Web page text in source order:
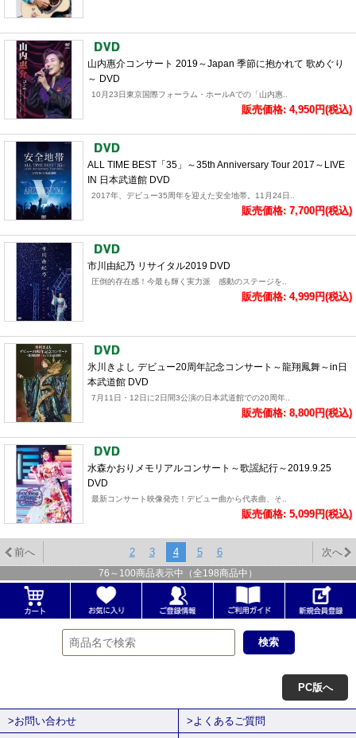
山内惠介コンサート 2019～Japan 季節に抱かれて 歌めぐり
～ DVD
10月23日東京国際フォーラム・ホールAでの「山内惠..
販売価格: 4,950円(税込)
ALL TIME BEST「35」～35th Anniversary Tour 2017～LIVE
IN 日本武道館 DVD
2017年、デビュー35周年を迎えた安全地帯。11月24日..
販売価格: 7,700円(税込)
市川由紀乃 リサイタル2019 DVD
圧倒的存在感！今最も輝く実力派 感動のステージを..
販売価格: 4,999円(税込)
氷川きよし デビュー20周年記念コンサート～龍翔鳳舞～in日
本武道館 DVD
7月11日・12日に2日間3公演の日本武道館での20周年..
販売価格: 8,800円(税込)
水森かおりメモリアルコンサート～歌謡紀行～2019.9.25
DVD
最新コンサート映像発売！デビュー曲から代表曲、そ..
販売価格: 5,099円(税込)
前へ 2 3 4 5 6 次へ
76 ～ 100商品表示中（全198商品中）
PC版へ
>お問い合わせ >よくあるご質問